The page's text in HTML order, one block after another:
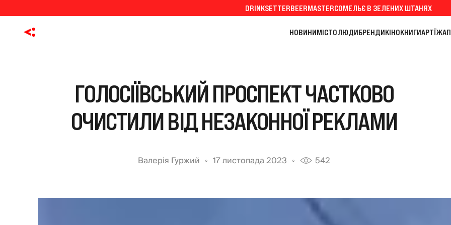
DRINKSETTERBEERMASTERСОМЕЛЬЄ В ЗЕЛЕНИХ ШТАНЯХ
НОВИНИМІСТОЛЮДИБРЕНДИКІНОКНИГИАРТЇЖА
ГОЛОСІЇВСЬКИЙ ПРОСПЕКТ ЧАСТКОВО
ОЧИСТИЛИ ВІД НЕЗАКОННОЇ РЕКЛАМИ
Валерія Гуржий 17 листопада 2023 542